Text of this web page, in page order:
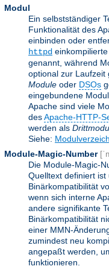
Modul
Ein selbstständiger
Funktionalität des
einbinden oder
httpd
genannt, während
optional zur Laufzeit
Module oder DSOs
eingebundene
Apache sind viele
desApache-HTTP-
werden als
Siehe:
Module-Magic-Number
Die Module-Magic-
Quelltext definiert
Binärkompatibilität
wenn sich interne
andere signifikante
Binärkompatibilität
einer MMN-
zumindest neu
angepaßt werden,
funktionieren.